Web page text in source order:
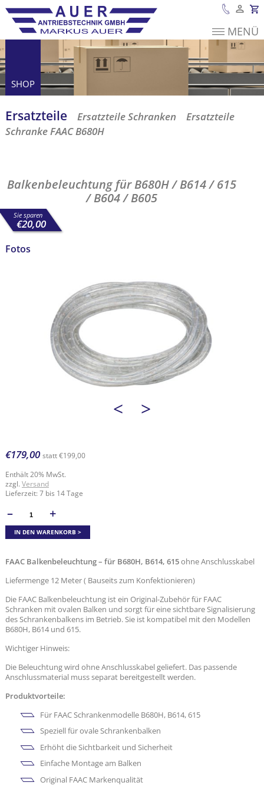
Es befinden sich
keine Produkte im
Warenkorb.
MENÜ
SHOP
Ersatzteile Ersatzteile Schranken
Ersatzteile
Schranke FAAC B680H
Balkenbeleuchtung für B680H / B614 / 615
/ B604 / B605
Sie sparen
€20,00
Fotos
< >
€179,00 statt€199,00
Enthält 20% MwSt.
zzgl. Versand
Lieferzeit: 7 bis 14 Tage
ANZAHL
– +
IN DEN WARENKORB
FAAC Balkenbeleuchtung – für B680H, B614, 615ohne Anschlusskabel
Liefermenge 12 Meter ( Bauseits zum Konfektionieren)
Die FAAC Balkenbeleuchtung ist ein Original-Zubehör für FAAC
Schranken mit ovalen Balken und sorgt für eine sichtbare Signalisierung
des Schrankenbalkens im Betrieb. Sie ist kompatibel mit den Modellen
B680H, B614 und 615.
Wichtiger Hinweis:
Die Beleuchtung wird ohne Anschlusskabel geliefert. Das passende
Anschlussmaterial muss separat bereitgestellt werden.
Produktvorteile:
Für FAAC Schrankenmodelle B680H, B614, 615
Speziell für ovale Schrankenbalken
Erhöht die Sichtbarkeit und Sicherheit
Einfache Montage am Balken
Original FAAC Markenqualität